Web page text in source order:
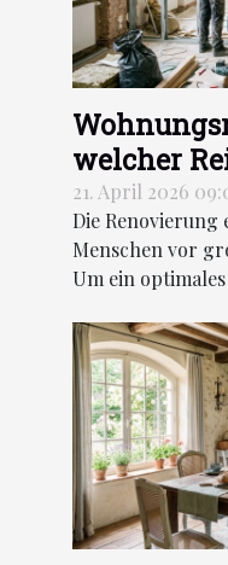
welcher
die
werden?
21. April 2026
Die
Menschen vor
Um ein